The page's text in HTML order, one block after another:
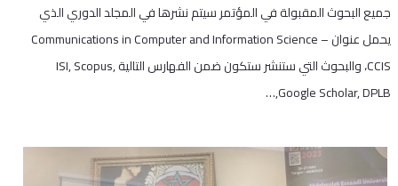
جميع البحوث المقبولة في المؤتمر سيتم نشرها في المجلد الدوري الذي
يحمل عنوان Communications in Computer and Information Science –
CCIS، والبحوث التي ستنشر ستكون ضمن الفهارس التالية ISI, Scopus,
Google Scholar, DPLB,…